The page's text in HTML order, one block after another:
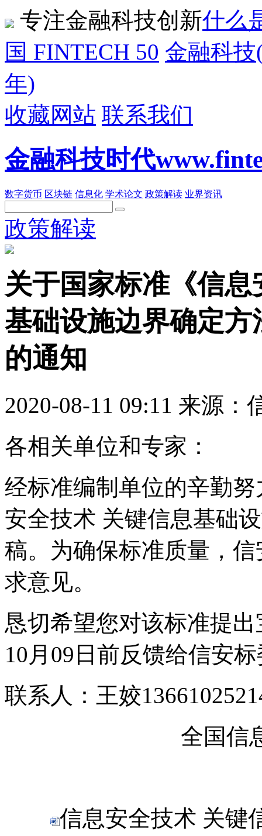
专注金融科技创新什么
国 FINTECH 50 金融科技
年)
收藏网站 联系我们
金融科技时代
数字货币 区块链 信息化 学术论文 政策解读 业界资讯
政策解读
关于国家标准《信
基础设施边界确定
的通知
2020-08-11 09:11 来源：
各相关单位和专家：
经标准编制单位的辛勤
安全技术 关键信息基础
稿。为确保标准质量，
求意见。
恳切希望您对该标准提
10月09日前反馈给信安
联系人：王姣
全国信
信息安全技术 关键